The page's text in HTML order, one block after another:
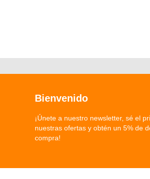
Bienvenido
¡Únete a nuestro newsletter, sé el
nuestras ofertas y obtén un 5% de
compra!